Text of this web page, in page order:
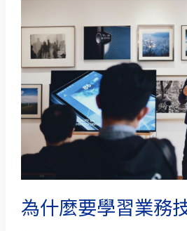
為什麼要學習業務
什
麼
要
學
習
業
務
巧
呢？